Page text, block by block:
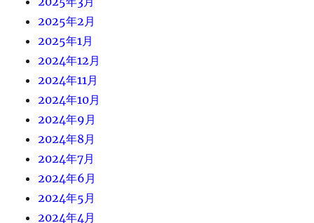
2025年2月
2025年1月
2024年12月
2024年11月
2024年10月
2024年9月
2024年8月
2024年7月
2024年6月
2024年5月
2024年4月